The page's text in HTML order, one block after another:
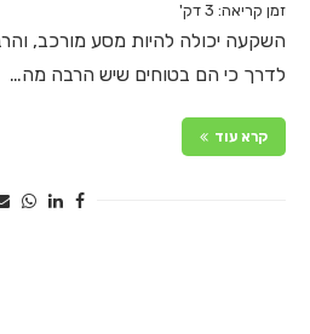
זמן קריאה: 3 דק'
השקעה יכולה להיות מסע מורכב,
לדרך כי הם בטוחים שיש הרבה מה…
קרא עוד